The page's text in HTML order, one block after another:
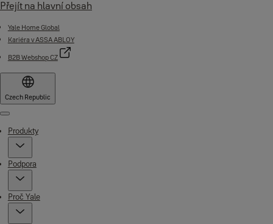
Přejít na hlavní obsah
Yale Home Global
Kariéra v ASSA ABLOY
B2B Webshop CZ
Czech Republic
Menu
Produkty
Podpora
Proč Yale